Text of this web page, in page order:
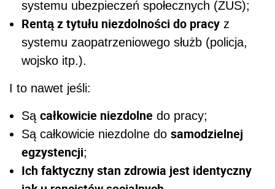
systemu ubezpieczeń społecznych (ZUS);
Rentą z tytułu niezdolności do pracy z
systemu zaopatrzeniowego służb (policja,
wojsko itp.).
I to nawet jeśli:
Są całkowicie niezdolne do pracy;
Są całkowicie niezdolne do samodzielnej
egzystencji;
Ich faktyczny stan zdrowia jest identyczny